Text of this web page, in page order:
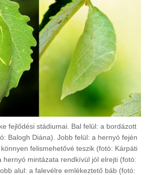
fejlődési stádiumai. Bal felül: a bordázott
Balogh Diána). Jobb felül: a hernyó fején
könnyen felismehetővé teszik (fotó: Kárpáti
hernyó mintázata rendkívül jól elrejti (fotó:
alul: a falevélre emlékeztető báb (fotó: